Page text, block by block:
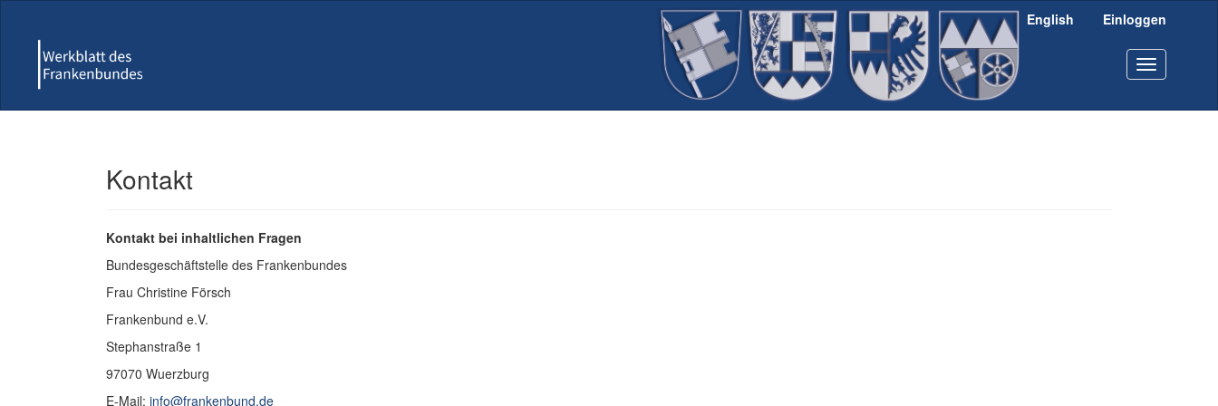
Sidebar
English Einloggen
Toggle
navigation
Kontakt
Kontakt bei inhaltlichen Fragen
Bundesgeschäftstelle des Frankenbundes
Frau Christine Försch
Frankenbund e.V.
Stephanstraße 1
97070 Wuerzburg
E-Mail: info@frankenbund.de